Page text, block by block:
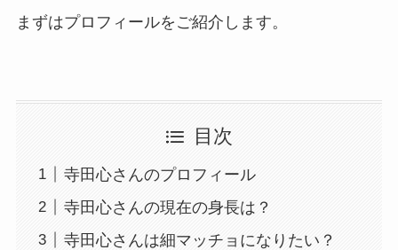
まずはプロフィールをご紹介します。
目次
寺田心さんのプロフィール
寺田心さんの現在の身長は？
寺田心さんは細マッチョになりたい？